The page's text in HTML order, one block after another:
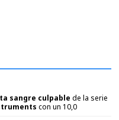
sangre culpable de la serie
con un 10,0